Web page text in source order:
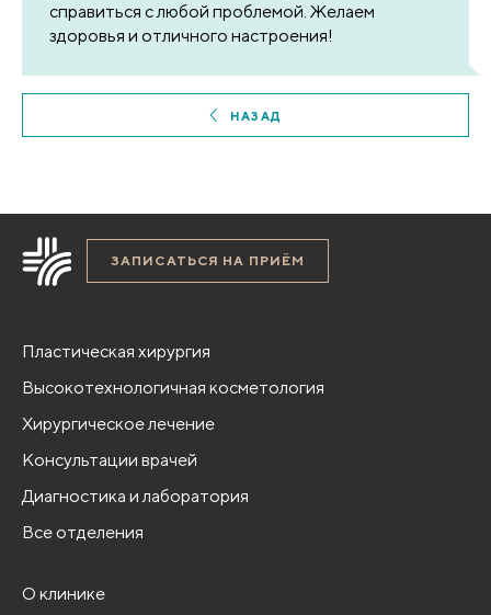
справиться с любой проблемой. Желаем
здоровья и отличного настроения!
НАЗАД
ЗАПИСАТЬСЯ НА ПРИЁМ
Пластическая хирургия
Высокотехнологичная косметология
Хирургическое лечение
Консультации врачей
Диагностика и лаборатория
Все отделения
О клинике